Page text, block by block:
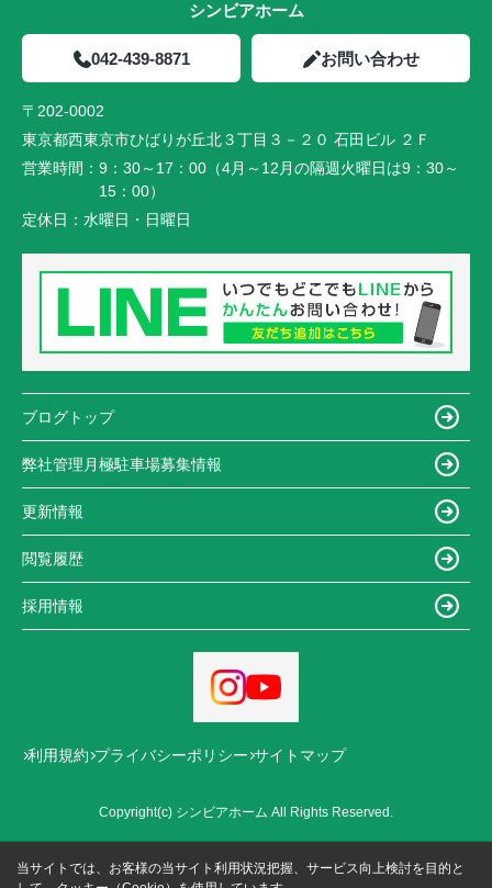
シンビアホーム
042-439-8871 お問い合わせ
〒202-0002
東京都西東京市ひばりが丘北３丁目３－２０ 石田ビル ２Ｆ
営業時間： 9：30～17：00（4月～12月の隔週火曜日は9：30～
15：00）
定休日： 水曜日・日曜日
ブログトップ
弊社管理月極駐車場募集情報
更新情報
閲覧履歴
採用情報
利用規約 プライバシーポリシー サイトマップ
Copyright(c) シンビアホーム All Rights Reserved.
当サイトでは、お客様の当サイト利用状況把握、サービス向上検討を目的と